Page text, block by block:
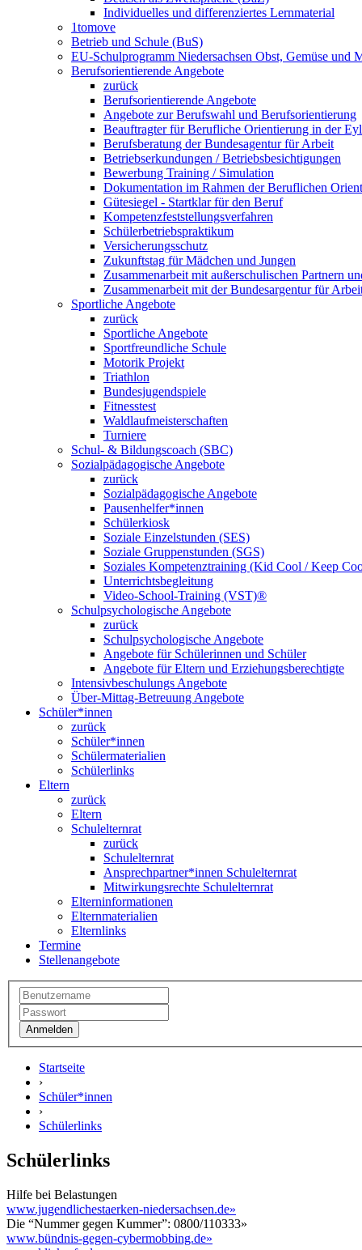
Individuelles und differenziertes Lernmaterial
1tomove
Betrieb und Schule (BuS)
EU-Schulprogramm Niedersachsen Obst, Gemüse
Berufsorientierende Angebote
zurück
Berufsorientierende Angebote
Angebote zur Berufswahl und Berufsorientierung
Beauftragter für Berufliche Orientierung in der
Berufsberatung der Bundesagentur für Arbeit
Betriebserkundungen / Betriebsbesichtigungen
Bewerbung Training / Simulation
Dokumentation im Rahmen der Beruflichen
Gütesiegel - Startklar für den Beruf
Kompetenzfeststellungsverfahren
Schülerbetriebspraktikum
Versicherungsschutz
Zukunftstag für Mädchen und Jungen
Zusammenarbeit mit außerschulischen Partnern
Zusammenarbeit mit der Bundesargentur für
Sportliche Angebote
zurück
Sportliche Angebote
Sportfreundliche Schule
Motorik Projekt
Triathlon
Bundesjugendspiele
Fitnesstest
Waldlaufmeisterschaften
Turniere
Schul- & Bildungscoach (SBC)
Sozialpädagogische Angebote
zurück
Sozialpädagogische Angebote
Pausenhelfer*innen
Schülerkiosk
Soziale Einzelstunden (SES)
Soziale Gruppenstunden (SGS)
Soziales Kompetenztraining (Kid Cool / Keep
Unterrichtsbegleitung
Video-School-Training (VST)®
Schulpsychologische Angebote
zurück
Schulpsychologische Angebote
Angebote für Schülerinnen und Schüler
Angebote für Eltern und Erziehungsberechtigte
Intensivbeschulungs Angebote
Über-Mittag-Betreuung Angebote
Schüler*innen
zurück
Schüler*innen
Schülermaterialien
Schülerlinks
Eltern
zurück
Eltern
Schulelternrat
zurück
Schulelternrat
Ansprechpartner*innen Schulelternrat
Mitwirkungsrechte Schulelternrat
Elterninformationen
Elternmaterialien
Elternlinks
Termine
Stellenangebote
Startseite
›
Schüler*innen
›
Schülerlinks
Schülerlinks
Hilfe bei Belastungen
www.jugendlichestaerken-niedersachsen.de»
Die “Nummer gegen Kummer”: 0800/110333»
www.bündnis-gegen-cybermobbing.de»